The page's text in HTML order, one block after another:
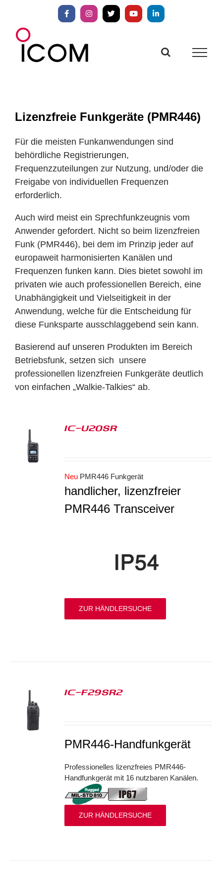
springen
FacebookInstagram
X YouTubeLinkedIn
Lizenzfreie Funkgeräte (PMR446)
Für die meisten Funkanwendungen sind
behördliche Registrierungen,
Frequenzzuteilungen zur Nutzung, und/oder die
Freigabe von individuellen Frequenzen
erforderlich.
Auch wird meist ein Sprechfunkzeugnis vom
Anwender gefordert. Nicht so beim lizenzfreien
Funk (PMR446), bei dem im Prinzip jeder auf
europaweit harmonisierten Kanälen und
Frequenzen funken kann. Dies bietet sowohl im
privaten wie auch professionellen Bereich, eine
Unabhängigkeit und Vielseitigkeit in der
Anwendung, welche für die Entscheidung für
diese Funksparte ausschlaggebend sein kann.
Basierend auf unseren Produkten im Bereich
Betriebsfunk, setzen sich unsere
professionellen lizenzfreien Funkgeräte deutlich
von einfachen „Walkie-Talkies“ ab.
IC-U20SR
Neu PMR446 Funkgerät
handlicher, lizenzfreier
PMR446 Transceiver
ZUR HÄNDLERSUCHE
IC-F29SR2
PMR446-Handfunkgerät
Professionelles lizenzfreies PMR446-
Handfunkgerät mit 16 nutzbaren Kanälen.
ZUR HÄNDLERSUCHE